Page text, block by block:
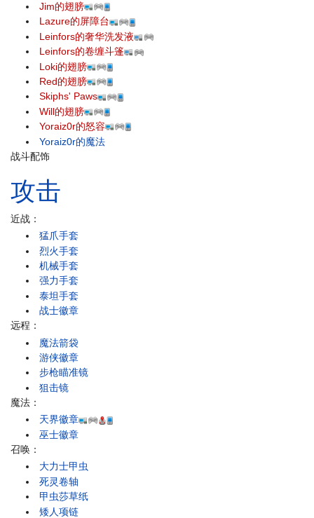
Jim的翅膀
Lazure的屏障台
Leinfors的奢华洗发液
Leinfors的卷缠斗篷
Loki的翅膀
Red的翅膀
Skiphs' Paws
Will的翅膀
Yoraiz0r的怒容
Yoraiz0r的魔法
战斗配饰
攻击
近战：
猛爪手套
烈火手套
机械手套
强力手套
泰坦手套
战士徽章
远程：
魔法箭袋
游侠徽章
步枪瞄准镜
狙击镜
魔法：
天界徽章
巫士徽章
召唤：
大力士甲虫
死灵卷轴
甲虫莎草纸
矮人项链